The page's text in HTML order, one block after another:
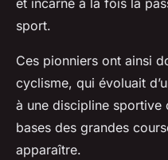
et incarné à la fois la
sport.
Ces pionniers ont ainsi
cyclisme, qui évoluait
à une discipline sportive
bases des grandes
apparaître.